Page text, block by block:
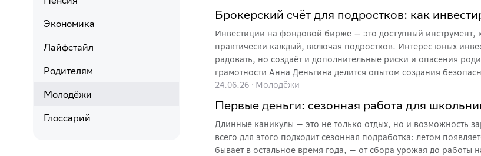
Экономика
Лайфстайл
Родителям
Молодёжи
Глоссарий
Вместе с экспертом по финансовой грамотности Анной
подростку почувствовать свою ценность и упаковать
Брокерский счёт для подростков: как
Инвестиции на фондовой бирже — это доступный инструмент,
практически каждый, включая подростков. Интерес юных
радовать, но создаёт и дополнительные риски и опасения
грамотности Анна Деньгина делится опытом создания
для детей.
24.06.26 · Молодёжи
Первые деньги: сезонная работа для
Длинные каникулы — это не только отдых, но и возможность
всего для этого подходит сезонная подработка: летом
бывает в остальное время года, — от сбора урожая до работы